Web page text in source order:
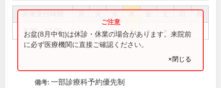
祝
9:00～17:30 ● ● ● ● ●
お盆(8月中旬)は休診・休業の場合があります。来院前
に必ず医療機関に直接ご確認ください。
×閉じる
備考: 一部診療科予約優先制